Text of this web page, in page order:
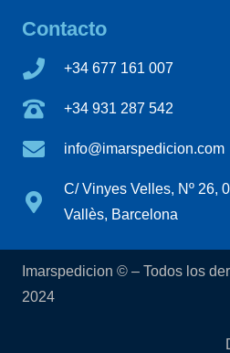
Contacto
+34 677 161 007
+34 931 287 542
info@imarspedicion.com
C/ Vinyes Velles, Nº 26,
Vallès, Barcelona
Imarspedicion © – Todos los
2024